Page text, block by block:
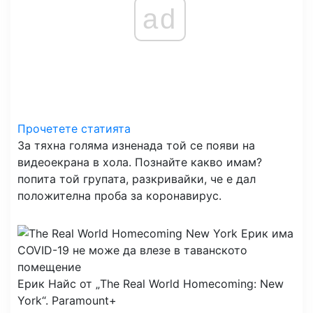
ad
Прочетете статията
За тяхна голяма изненада той се появи на
видеоекрана в хола. Познайте какво имам?
попита той групата, разкривайки, че е дал
положителна проба за коронавирус.
Ерик Найс от „The Real World Homecoming: New
York“. Paramount+